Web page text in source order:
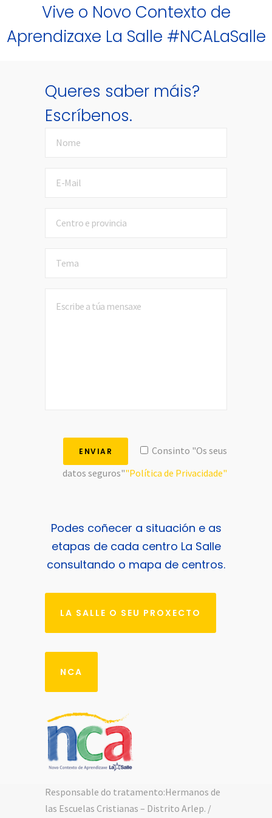
Vive o Novo Contexto de
Aprendizaxe La Salle #NCALaSalle
Queres saber máis?
Escríbenos.
Consinto "Os seus
datos seguros""Política de Privacidade"
Podes coñecer a situación e as
etapas de cada centro La Salle
consultando o mapa de centros.
LA SALLE O SEU PROXECTO
NCA
Responsable do tratamento:Hermanos de
las Escuelas Cristianas – Distrito Arlep. /